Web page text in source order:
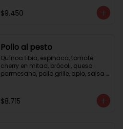
$9.450
Pollo al pesto
Quínoa tibia, espinaca, tomate
cherry en mitad, brócoli, queso
parmesano, pollo grille, apio, salsa
$8.715